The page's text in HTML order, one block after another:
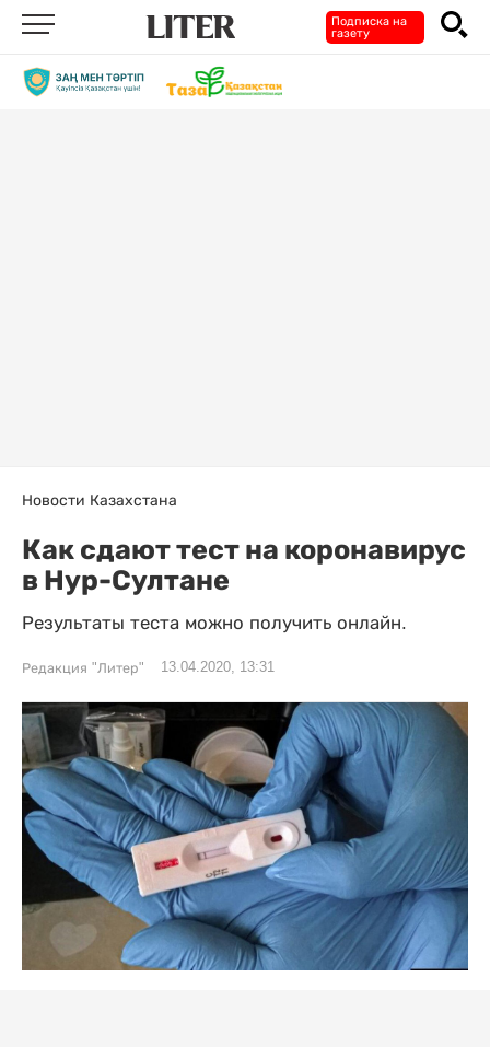
Подписка на
газету
Новости Казахстана
Как сдают тест на коронавирус
в Нур-Султане
Результаты теста можно получить онлайн.
Редакция "Литер" 13.04.2020, 13:31